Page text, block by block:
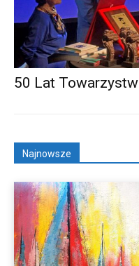
50 Lat
Najnowsze